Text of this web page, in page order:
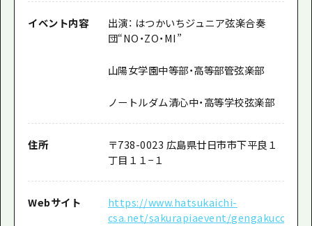
イベント内容
出演： はつかいちジュニア弦楽合奏
団“NO・ZO・MI”
山陽女学園中等部・高等部管弦楽部
ノートルダム清心中・高等学校弦楽部
住所
〒738-0023 広島県廿日市市下平良１
丁目１１−１
Webサイト
https://www.hatsukaichi-
csa.net/sakurapiaevent/